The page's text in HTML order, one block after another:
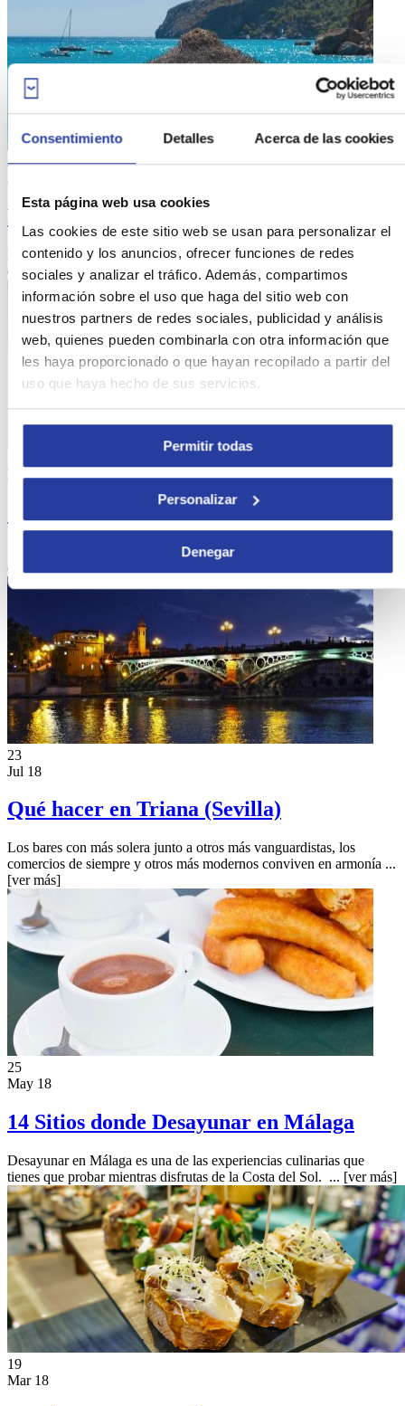
Consentimiento Detalles Acerca de las cookies
Esta página web usa cookies
Las cookies de este sitio web se usan para personalizar el
contenido y los anuncios, ofrecer funciones de redes
sociales y analizar el tráfico. Además, compartimos
información sobre el uso que haga del sitio web con
nuestros partners de redes sociales, publicidad y análisis
web, quienes pueden combinarla con otra información que
les haya proporcionado o que hayan recopilado a partir del
uso que haya hecho de sus servicios.
Permitir todas
Personalizar
Denegar
29
Playa de la Herradura en Almuñécar
Descubre la Playa de la Herradura en Almuñécar con Ruralidays y
disfruta de todo lo que te ofrece una de ...[ver más]
Ene 19
Qué hacer y Qué ver en Órgiva
Si te estás preguntando qué ver en Órgiva, anímate a descubrir su
esencia a través de este post, y este pequeño ...
23
Jul 18
Qué hacer en Triana (Sevilla)
Los bares con más solera junto a otros más vanguardistas, los
comercios de siempre y otros más modernos conviven en armonía ...
[ver más]
25
May 18
14 Sitios donde Desayunar en Málaga
Desayunar en Málaga es una de las experiencias culinarias que
tienes que probar mientras disfrutas de la Costa del Sol. ... [ver más]
19
Mar 18